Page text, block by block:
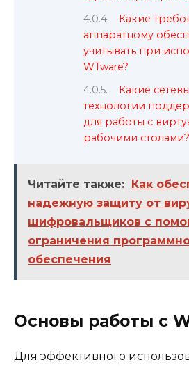
Какие
аппаратному
учитывать при
WTware?
Какие
технологии
для работы с
рабочими столами?
Читайте также: Как
надежную защиту от
шифровальщиков с
ограничения
обеспечения
Основы работы с
Для эффективного